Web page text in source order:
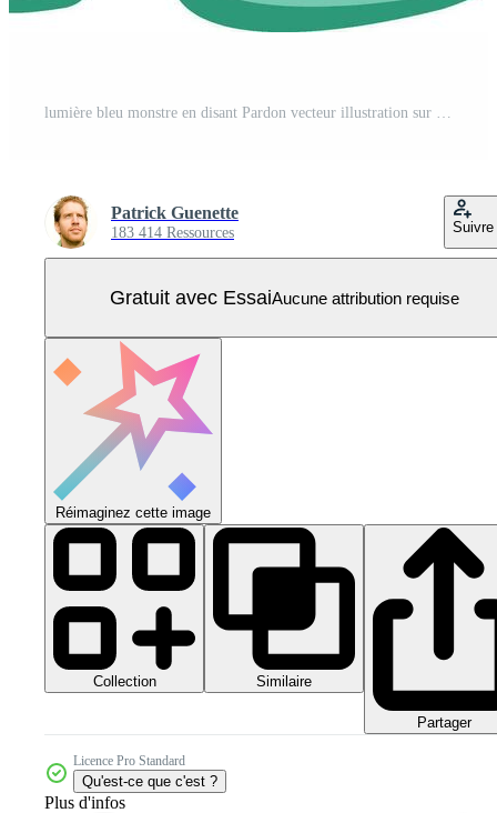
lumière bleu monstre en disant Pardon vecteur illustration sur une blanc Contexte Vecteur Pro
Patrick Guenette
183 414 Ressources Suivre
Gratuit avec EssaiAucune attribution requise
Réimaginez cette image
Collection Similaire
Partager
Licence Pro Standard
Qu'est-ce que c'est ?
Plus d'infos